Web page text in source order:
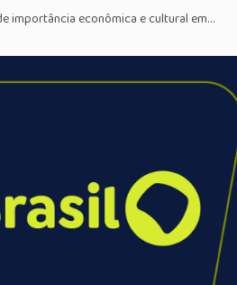
importância econômica e cultural em…